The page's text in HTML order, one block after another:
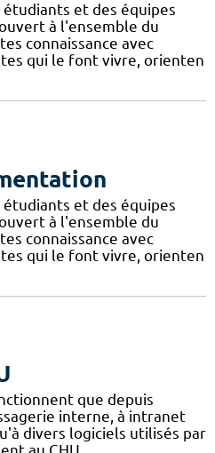
étudiants et des équipes
à l'ensemble du
connaissance avec
qui le font vivre, orienten
étudiants et des équipes
à l'ensemble du
connaissance avec
qui le font vivre, orienten
que depuis
interne, à intranet
divers logiciels utilisés par